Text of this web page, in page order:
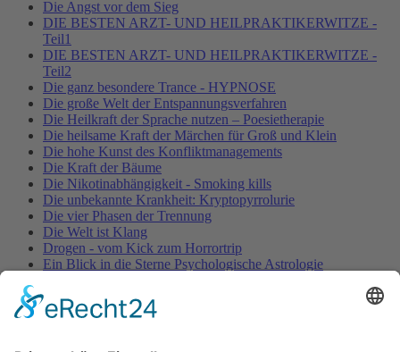
Die Angst vor dem Sieg
DIE BESTEN ARZT- UND HEILPRAKTIKERWITZE -
Teil1
DIE BESTEN ARZT- UND HEILPRAKTIKERWITZE -
Teil2
Die ganz besondere Trance - HYPNOSE
Die große Welt der Entspannungsverfahren
Die Heilkraft der Sprache nutzen – Poesietherapie
Die heilsame Kraft der Märchen für Groß und Klein
Die hohe Kunst des Konfliktmanagements
Die Kraft der Bäume
Die Nikotinabhängigkeit - Smoking kills
Die unbekannte Krankheit: Kryptopyrrolurie
Die vier Phasen der Trennung
Die Welt ist Klang
Drogen - vom Kick zum Horrortrip
Ein Blick in die Sterne Psychologische Astrologie
ENTSPANNUNG PUR!
Fallbeschreibung aus der Entspannungspraxis – nervöse